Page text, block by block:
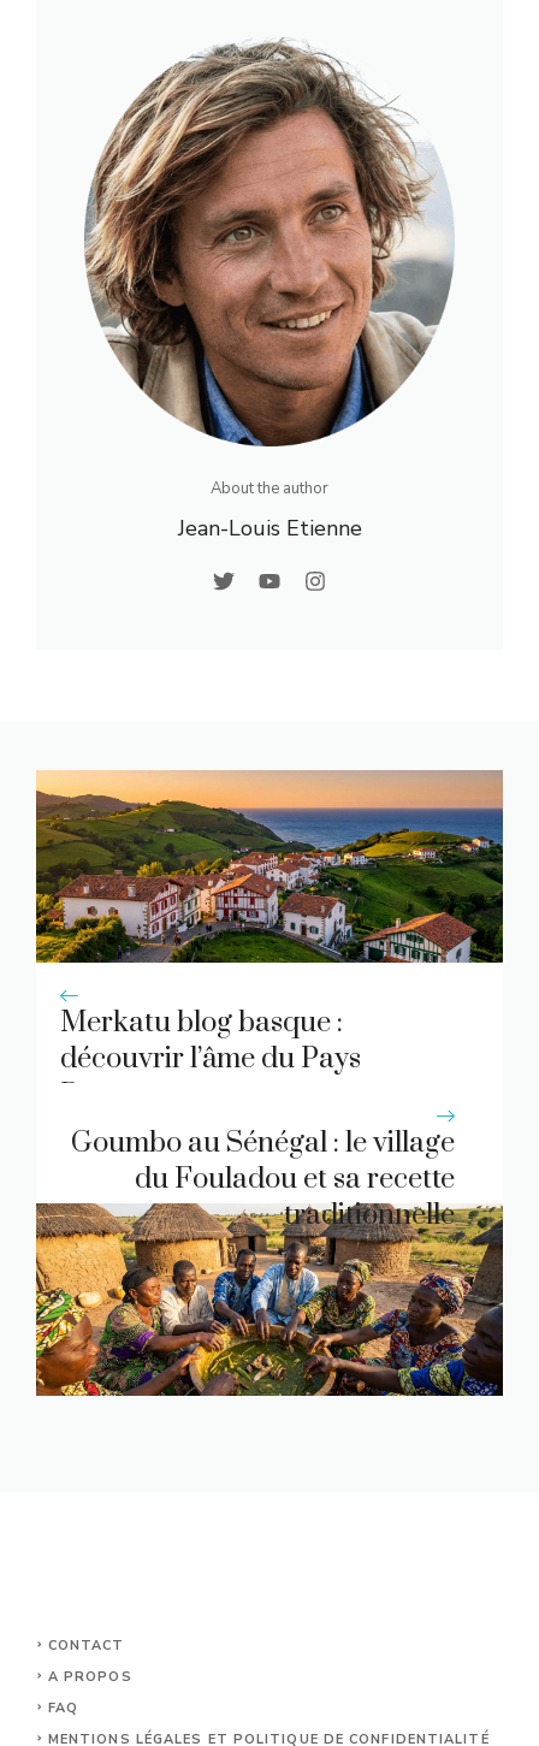
About the author
Jean-Louis Etienne
Merkatu blog basque :
découvrir l’âme du Pays
Basque
Goumbo au Sénégal : le village
du Fouladou et sa recette
traditionnelle
CONTACT
A PROPOS
FAQ
MENTIONS LÉGALES ET POLITIQUE DE CONFIDENTIALITÉ